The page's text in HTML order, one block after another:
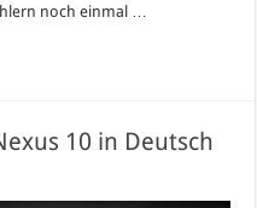
noch einmal …
10 in Deutsch